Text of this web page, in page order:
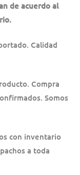
de acuerdo al
Calidad
Compra
Somos
con inventario
a toda